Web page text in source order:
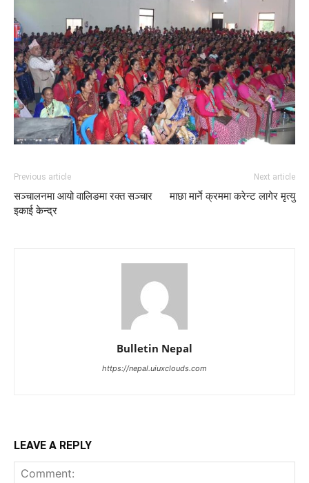
Previous article
सञ्चालनमा आयो वालिङमा रक्त सञ्चार
इकाई केन्द्र
Next article
माछा मार्ने क्रममा करेन्ट लागेर मृत्यु
Bulletin Nepal
https://nepal.uiuxclouds.com
LEAVE A REPLY